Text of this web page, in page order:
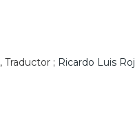
, Traductor ; Ricardo Luis